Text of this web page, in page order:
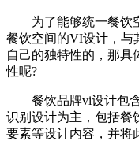
为了能够统一餐饮空
餐饮空间的VI设计，与
自己的独特性的，那具
性呢?
餐饮品牌vi设计包含
识别设计为主，包括餐
要素等设计内容，并将